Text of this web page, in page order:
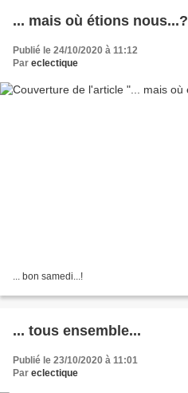
... mais où étions nous...?
Publié le 24/10/2020 à 11:12
Par eclectique
... bon samedi...!
... tous ensemble...
Publié le 23/10/2020 à 11:01
Par eclectique